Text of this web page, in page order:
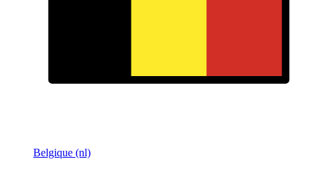
Belgique (nl)